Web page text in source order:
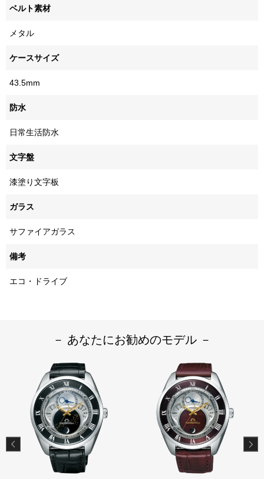
ベルト素材
メタル
ケースサイズ
43.5mm
防水
日常生活防水
文字盤
漆塗り文字板
ガラス
サファイアガラス
備考
エコ・ドライブ
－ あなたにお勧めのモデル －